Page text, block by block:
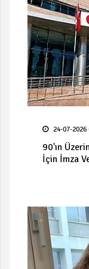
24-07-2026
90'ın
İçin İmza